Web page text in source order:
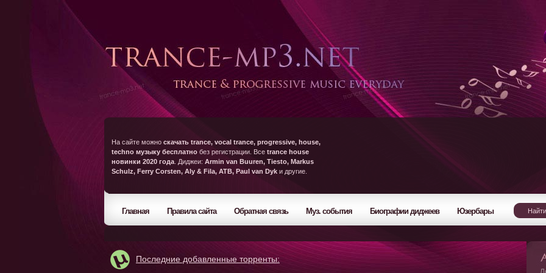
На сайте можно скачать trance, vocal trance, progressive, house,
techno музыку бесплатно без регистрации. Все trance house
новинки 2020 года . Диджеи: Armin van Buuren, Tiesto, Markus
Schulz, Ferry Corsten, Aly & Fila, ATB, Paul van Dyk и другие.
Главная Правила сайта Обратная связь Муз. события Биографии диджеев Юзербары
Последние добавленные торренты: